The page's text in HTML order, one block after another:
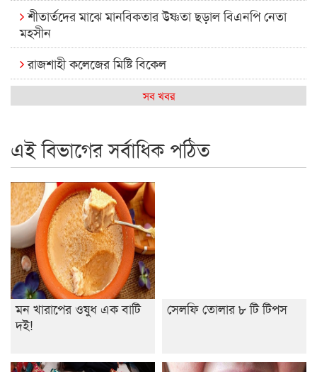
শীতার্তদের মাঝে মানবিকতার উষ্ণতা ছড়াল বিএনপি নেতা
মহসীন
রাজশাহী কলেজের মিষ্টি বিকেল
কেমন আছে আমাদের দেশের মধ্যবিত্তরা
রাজশাইন একাডেমির ফল প্রকাশ ও পুরস্কার বিতরণ
রাজশাহী কলেজের শিক্ষার্থী শাখাওয়াত পেলেন স্টার এক্সিলেন্স
অ্যাওয়ার্ড
বিশ্ব নদী বিবস উপলক্ষে নদী সুরক্ষায় নাওযাত্রা
খেলার মাঠে বানানো হয়েছে গর্ত ঝুঁকিতে আষাড়িয়াদহর দুই
বিদ্যালয়
ইসলামের ইতিহাস ও সংস্কৃতি বিভাগের লাইট হাউজ ক্লাবের
নেতৃত্ব ইসতিয়াক-মাহফুজ
ডাকসুতে শিবিরের নিরঙ্কুশ জয়
সব খবর
এই বিভাগের সর্বাধিক পঠিত
মন খারাপের ওষুধ এক বাটি
দই!
সেলফি তোলার ৮ টি টিপস